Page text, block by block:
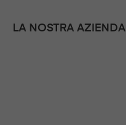
LA NOSTRA AZIENDA